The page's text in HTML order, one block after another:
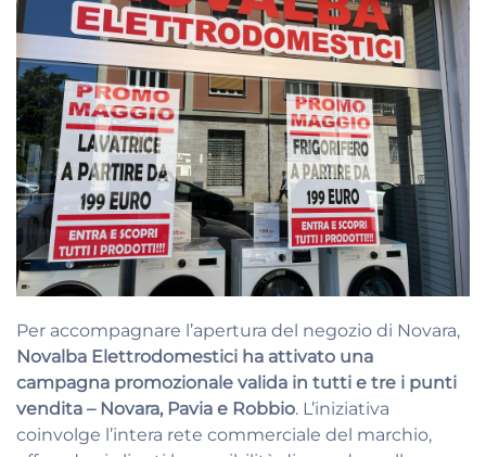
Per accompagnare l’apertura del negozio di Novara,
Novalba Elettrodomestici ha attivato una
campagna promozionale valida in tutti e tre i punti
vendita – Novara, Pavia e Robbio. L’iniziativa
coinvolge l’intera rete commerciale del marchio,